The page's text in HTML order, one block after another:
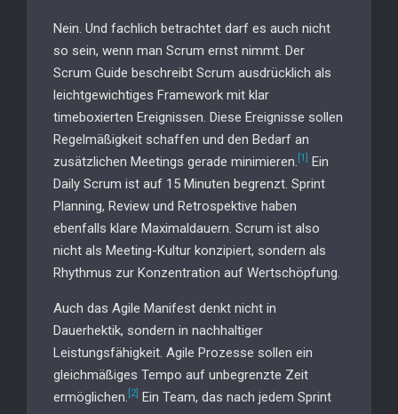
Nein. Und fachlich betrachtet darf es auch nicht
so sein, wenn man Scrum ernst nimmt. Der
Scrum Guide beschreibt Scrum ausdrücklich als
leichtgewichtiges Framework mit klar
timeboxierten Ereignissen. Diese Ereignisse sollen
Regelmäßigkeit schaffen und den Bedarf an
zusätzlichen Meetings gerade minimieren. [1] Ein
Daily Scrum ist auf 15 Minuten begrenzt. Sprint
Planning, Review und Retrospektive haben
ebenfalls klare Maximaldauern. Scrum ist also
nicht als Meeting-Kultur konzipiert, sondern als
Rhythmus zur Konzentration auf Wertschöpfung.
Auch das Agile Manifest denkt nicht in
Dauerhektik, sondern in nachhaltiger
Leistungsfähigkeit. Agile Prozesse sollen ein
gleichmäßiges Tempo auf unbegrenzte Zeit
ermöglichen. [2] Ein Team, das nach jedem Sprint